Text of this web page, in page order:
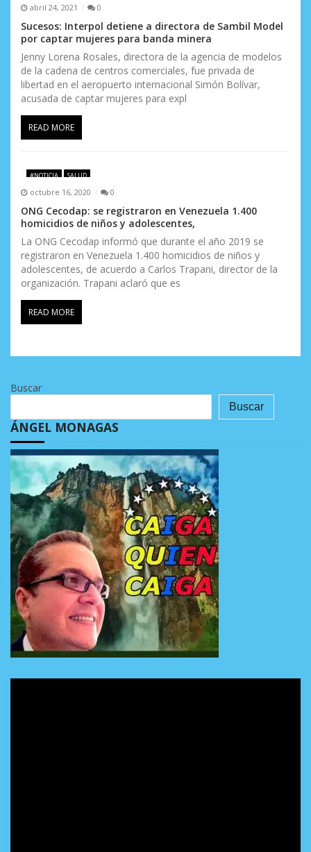
s abril 24, 2021 0
Sucesos: Interpol detiene a directora de Sambil Model
por captar mujeres para banda minera
Jenny Lorena Rosales, directora de la agencia de modelos
de la cadena de centros comerciales, fue privada de
libertad en el aeropuerto internacional Simón Bolívar,
acusada de captar mujeres para expl
READ MORE
#NOTICIA SALUD
octubre 16, 2020 0
ONG Cecodap: se registraron en Venezuela 1.400
homicidios de niños y adolescentes,
La ONG Cecodap informó que durante el año 2019 se
registraron en Venezuela 1.400 homicidios de niños y
adolescentes, de acuerdo a Carlos Trapani, director de la
organización. Trapani aclaró que es
READ MORE
Buscar
Buscar
ÁNGEL MONAGAS